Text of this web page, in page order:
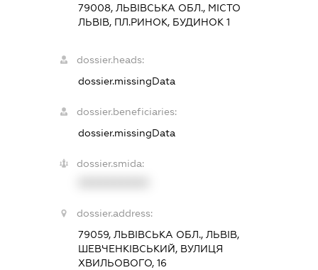
79008, ЛЬВІВСЬКА ОБЛ., МІСТО
ЛЬВІВ, ПЛ.РИНОК, БУДИНОК 1
dossier.heads:
dossier.missingData
dossier.beneficiaries:
dossier.missingData
dossier.smida:
dossier.address:
79059, ЛЬВІВСЬКА ОБЛ., ЛЬВІВ,
ШЕВЧЕНКІВСЬКИЙ, ВУЛИЦЯ
ХВИЛЬОВОГО, 16